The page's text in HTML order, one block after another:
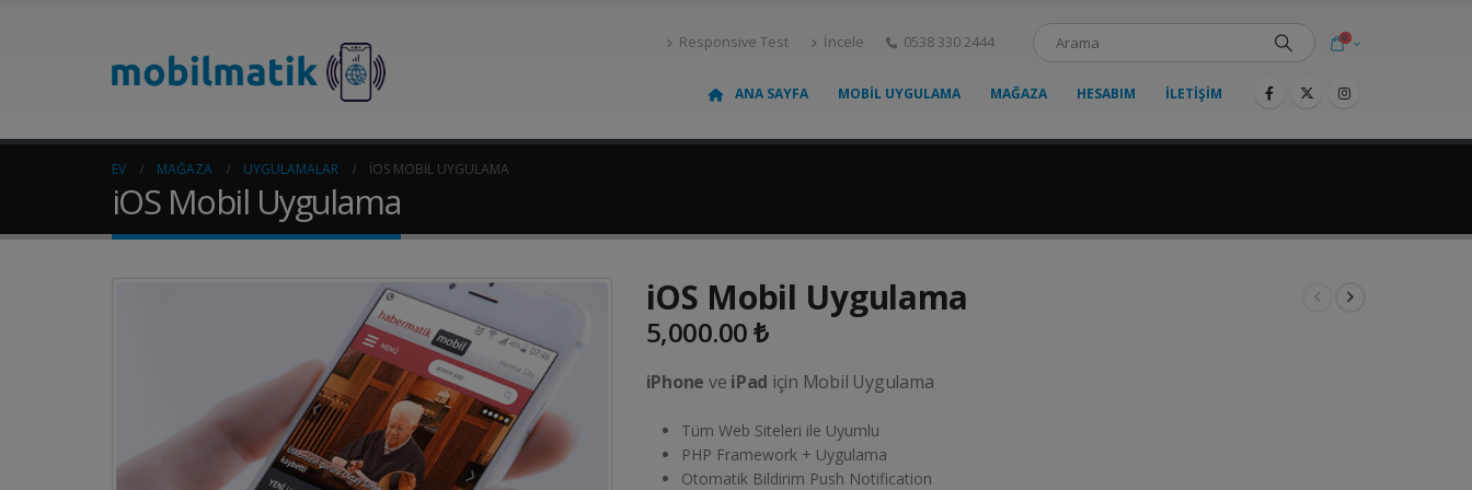
Responsive Test İncele 0538 330 2444 0
ANA SAYFA MOBIL UYGULAMA MAĞAZA HESABIM İLETIŞIM
EV MAĞAZA UYGULAMALAR IOS MOBIL UYGULAMA
iOS Mobil Uygulama
iOS Mobil Uygulama
5,000.00₺
iPhone ve iPad için Mobil Uygulama
Tüm Web Siteleri ile Uyumlu
PHP Framework + Uygulama
Otomatik Bildirim Push Notification